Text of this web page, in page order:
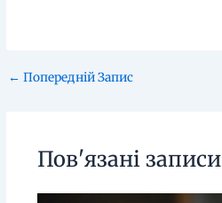
← Попередній Запис
Пов'язані записи